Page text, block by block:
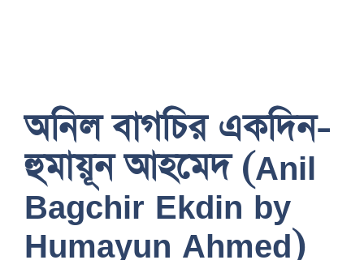
অনিল বাগচির একদিন-
হুমায়ূন আহমেদ (Anil
Bagchir Ekdin by
Humayun Ahmed)